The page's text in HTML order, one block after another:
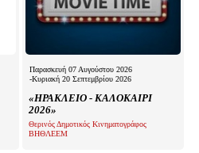
Παρασκευή 07 Αυγούστου 2026
-Κυριακή 20 Σεπτεμβρίου 2026
«ΗΡΑΚΛΕΙΟ - ΚΑΛΟΚΑΙΡΙ
2026»
Θερινός Δημοτικός Κινηματογράφος
ΒΗΘΛΕΕΜ